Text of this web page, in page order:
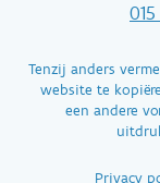
Tenzij anders
website te
een andere
Privacy